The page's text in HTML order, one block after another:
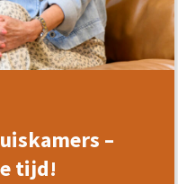
–
tijd!